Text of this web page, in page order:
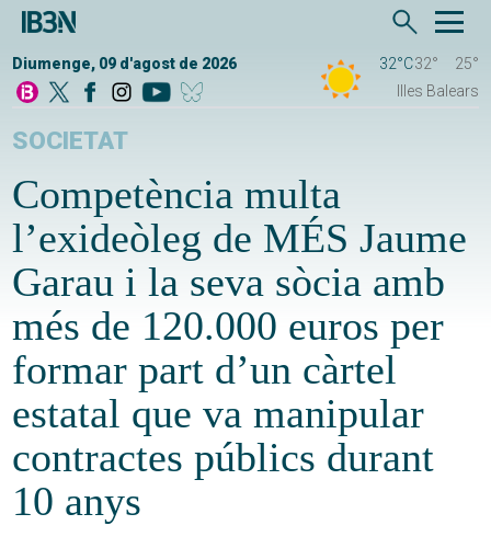
Diumenge, 09 d'agost de 2026 32°C32°
25°
Illes Balears
SOCIETAT
Competència multa
l’exideòleg de MÉS Jaume
Garau i la seva sòcia amb
més de 120.000 euros per
formar part d’un càrtel
estatal que va manipular
contractes públics durant
10 anys